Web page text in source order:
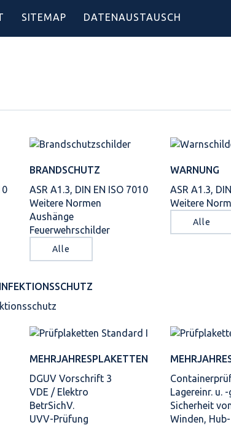
SITEMAP DATENAUSTAUSCH
BRANDSCHUTZ
ASR A1.3, DIN EN ISO 7010
Weitere Normen
Aushänge
Feuerwehrschilder
Alle
WARNUNG
ASR A1.3,
Weitere
Alle
MEHRJAHRES­PLAKETTEN
DGUV Vorschrift 3
VDE / Elektro
BetrSichV.
UVV-Prüfung
Lagereinr. u.
Sicherheit
Winden,